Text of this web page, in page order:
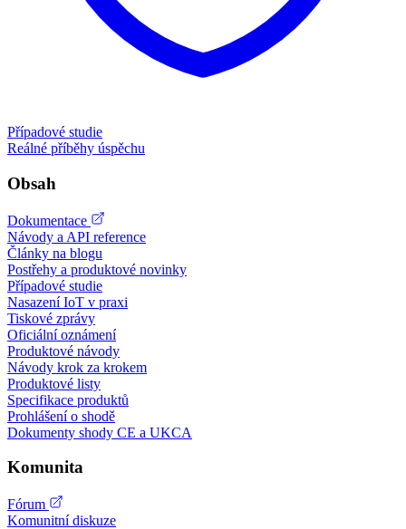
Případové studie
Reálné příběhy úspěchu
Obsah
Dokumentace
Návody a API reference
Články na blogu
Postřehy a produktové novinky
Případové studie
Nasazení IoT v praxi
Tiskové zprávy
Oficiální oznámení
Produktové návody
Návody krok za krokem
Produktové listy
Specifikace produktů
Prohlášení o shodě
Dokumenty shody CE a UKCA
Komunita
Fórum
Komunitní diskuze